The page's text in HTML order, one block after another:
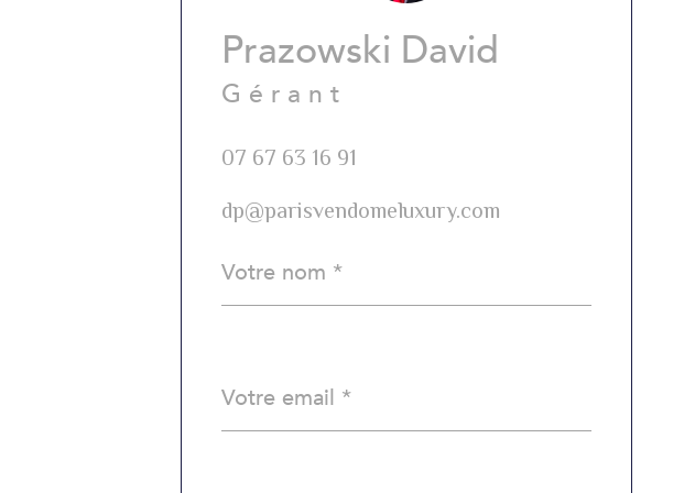
Prazowski David
Gérant
07 67 63 16 91
dp@parisvendomeluxury.com
par
défaut
*
*